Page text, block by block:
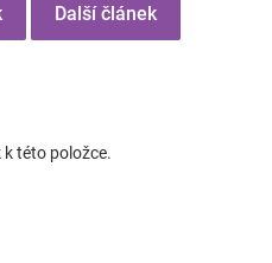
Další článek
k této položce.